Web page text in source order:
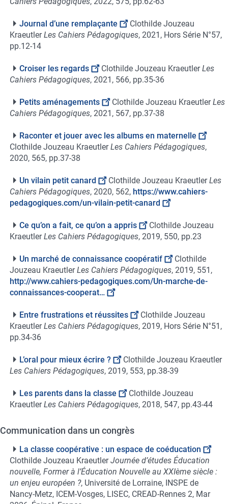
Journal d’une remplaçante
Clothilde Jouzeau
Kraeutler Les Cahiers Pédagogiques, 2021, Hors Série N°57,
pp.12-14
Croiser les regards Clothilde Jouzeau Kraeutler Les
Cahiers Pédagogiques, 2021, 566, pp.35-36
Petits aménagements Clothilde Jouzeau Kraeutler Les
Cahiers Pédagogiques, 2021, 567, pp.37-38
Raconter et jouer avec les albums en maternelle
Clothilde Jouzeau Kraeutler Les Cahiers Pédagogiques,
2020, 565, pp.37-38
Un vilain petit canard Clothilde Jouzeau Kraeutler Les
Cahiers Pédagogiques, 2020, 562, https://www.cahiers-
pedagogiques.com/un-vilain-petit-canard
Ce qu’on a fait, ce qu’on a appris
Clothilde Jouzeau
Kraeutler Les Cahiers Pédagogiques, 2019, 550, pp.23
Un marché de connaissance coopératif
Clothilde
Jouzeau Kraeutler Les Cahiers Pédagogiques, 2019, 551,
http://www.cahiers-pedagogiques.com/Un-marche-de-
connaissances-cooperat…
Entre frustrations et réussites
Clothilde Jouzeau
Kraeutler Les Cahiers Pédagogiques, 2019, Hors Série N°51,
pp.34-36
L’oral pour mieux écrire ?
Clothilde Jouzeau Kraeutler
Les Cahiers Pédagogiques, 2019, 553, pp.38-39
Les parents dans la classe
Clothilde Jouzeau
Kraeutler Les Cahiers Pédagogiques, 2018, 547, pp.43-44
Communication dans un congrès
La classe coopérative : un espace de coéducation
Clothilde Jouzeau Kraeutler Journée d’études Éducation
nouvelle, Former à l’Éducation Nouvelle au XXIème siècle :
un enjeu européen ?, Université de Lorraine, INSPE de
Nancy-Metz, ICEM-Vosges, LISEC, CREAD-Rennes 2, Mar